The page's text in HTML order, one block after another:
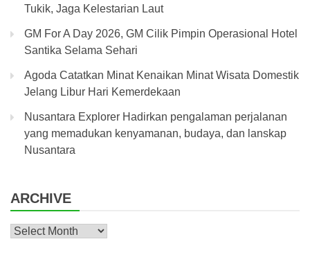
Tukik, Jaga Kelestarian Laut
GM For A Day 2026, GM Cilik Pimpin Operasional Hotel
Santika Selama Sehari
Agoda Catatkan Minat Kenaikan Minat Wisata Domestik
Jelang Libur Hari Kemerdekaan
Nusantara Explorer Hadirkan pengalaman perjalanan
yang memadukan kenyamanan, budaya, dan lanskap
Nusantara
ARCHIVE
Archive